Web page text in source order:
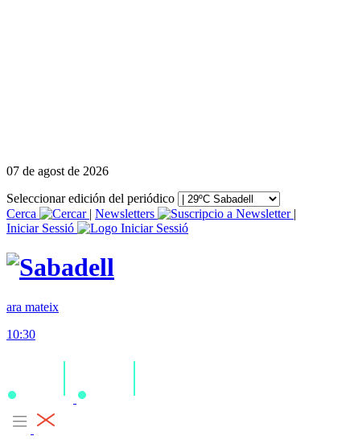
07 de agost de 2026
Seleccionar edición del periódico
Cerca
| Newsletters
|
Iniciar Sessió
ara mateix
10:30